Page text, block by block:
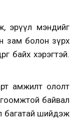
эрүүл мэндийг
зам болон зүрх
байх хэрэгтэй.
амжилт ололт
байвал
багатай шийдэж